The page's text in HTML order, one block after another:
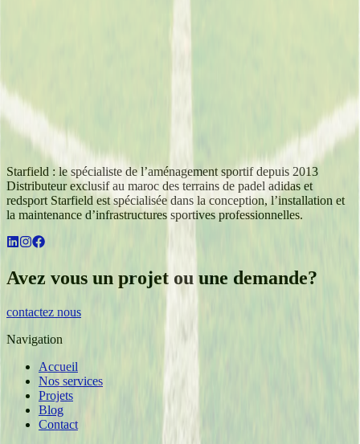
Starfield : le spécialiste de l’aménagement sportif depuis 2013
Distributeur exclusif au maroc des terrains de padel adidas et
redsport Starfield est spécialisée dans la conception, l’installation et
la maintenance d’infrastructures sportives professionnelles.
Avez vous un projet ou une demande?
contactez nous
Navigation
Accueil
Nos services
Projets
Blog
Contact